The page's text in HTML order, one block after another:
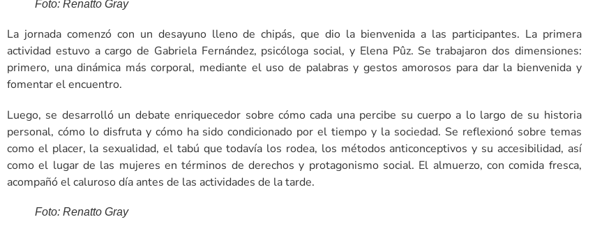
Foto: Renatto Gray
La jornada comenzó con un desayuno lleno de chipás, que dio la bienvenida a las participantes. La primera
actividad estuvo a cargo de Gabriela Fernández, psicóloga social, y Elena Pûz. Se trabajaron dos dimensiones:
primero, una dinámica más corporal, mediante el uso de palabras y gestos amorosos para dar la bienvenida y
fomentar el encuentro.
Luego, se desarrolló un debate enriquecedor sobre cómo cada una percibe su cuerpo a lo largo de su historia
personal, cómo lo disfruta y cómo ha sido condicionado por el tiempo y la sociedad. Se reflexionó sobre temas
como el placer, la sexualidad, el tabú que todavía los rodea, los métodos anticonceptivos y su accesibilidad, así
como el lugar de las mujeres en términos de derechos y protagonismo social. El almuerzo, con comida fresca,
acompañó el caluroso día antes de las actividades de la tarde.
Foto: Renatto Gray